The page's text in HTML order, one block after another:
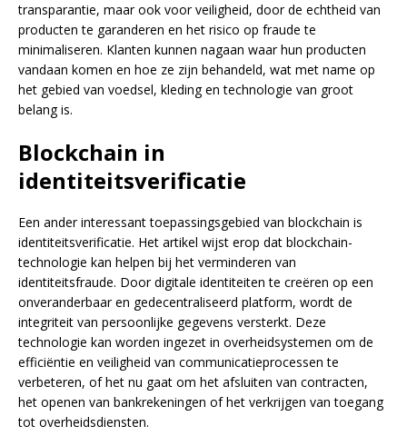
transparantie, maar ook voor veiligheid, door de echtheid van
producten te garanderen en het risico op fraude te
minimaliseren. Klanten kunnen nagaan waar hun producten
vandaan komen en hoe ze zijn behandeld, wat met name op
het gebied van voedsel, kleding en technologie van groot
belang is.
Blockchain in
identiteitsverificatie
Een ander interessant toepassingsgebied van blockchain is
identiteitsverificatie. Het artikel wijst erop dat blockchain-
technologie kan helpen bij het verminderen van
identiteitsfraude. Door digitale identiteiten te creëren op een
onveranderbaar en gedecentraliseerd platform, wordt de
integriteit van persoonlijke gegevens versterkt. Deze
technologie kan worden ingezet in overheidsystemen om de
efficiëntie en veiligheid van communicatieprocessen te
verbeteren, of het nu gaat om het afsluiten van contracten,
het openen van bankrekeningen of het verkrijgen van toegang
tot overheidsdiensten.